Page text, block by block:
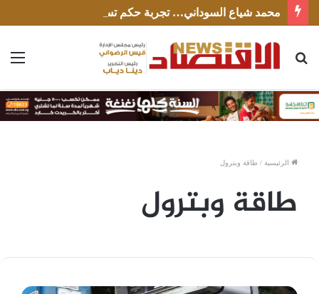
محمد شياع السوداني… تجربة حكم تستحق الإنصاف
الرئيسية / طاقة وبترول
طاقة وبترول